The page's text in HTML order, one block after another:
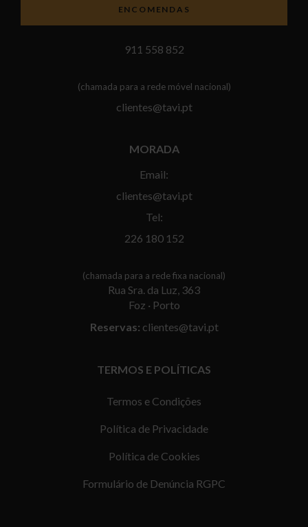
ENCOMENDAS
911 558 852
(chamada para a rede móvel nacional)
clientes@tavi.pt
MORADA
Email:
clientes@tavi.pt
Tel:
226 180 152
(chamada para a rede fixa nacional)
Rua Sra. da Luz, 363
Foz · Porto
Reservas: clientes@tavi.pt
TERMOS E POLÍTICAS
Termos e Condições
Política de Privacidade
Política de Cookies
Formulário de Denúncia RGPC